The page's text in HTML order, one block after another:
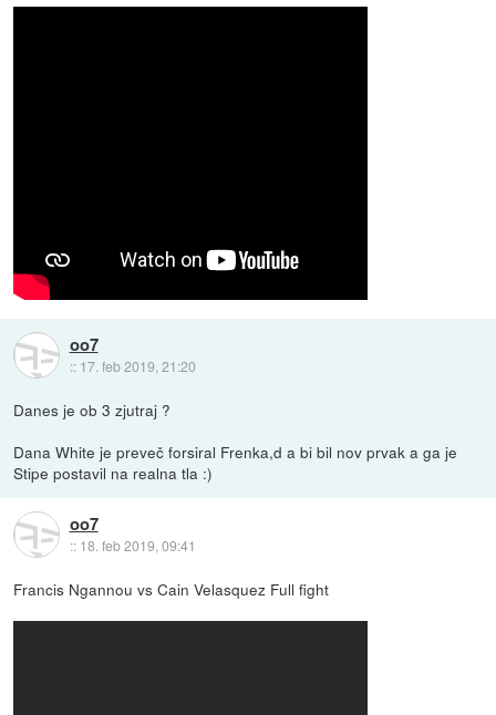
oo7
:: 17. feb 2019, 21:20
Danes je ob 3 zjutraj ?
Dana White je preveč forsiral Frenka,d a bi bil nov prvak a ga je
Stipe postavil na realna tla :)
oo7
:: 18. feb 2019, 09:41
Francis Ngannou vs Cain Velasquez Full fight